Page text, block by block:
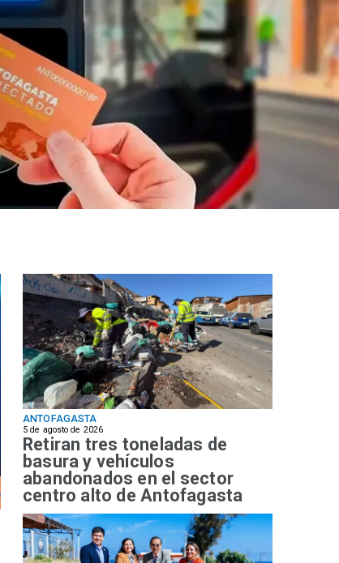
ANTOFAGASTA
5 de agosto de 2026
Retiran tres toneladas de
basura y vehículos
abandonados en el sector
centro alto de Antofagasta